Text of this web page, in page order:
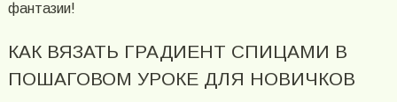
фантазии!
КАК ВЯЗАТЬ ГРАДИЕНТ СПИЦАМИ В
ПОШАГОВОМ УРОКЕ ДЛЯ НОВИЧКОВ